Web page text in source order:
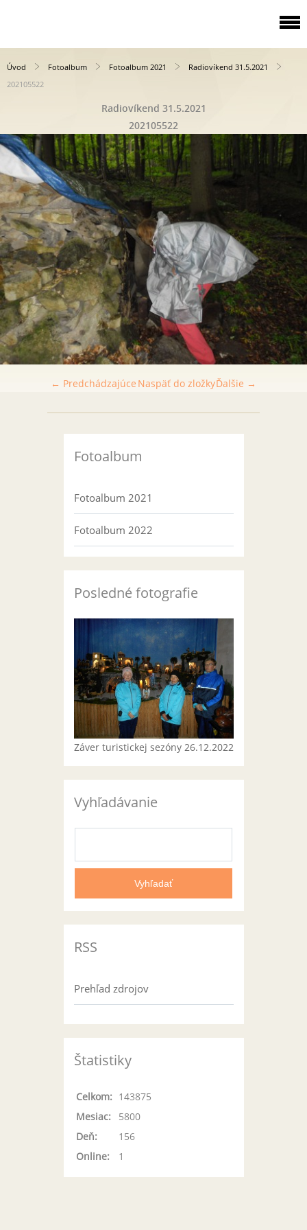
Úvod Fotoalbum Fotoalbum 2021
Radiovíkend 31.5.2021
202105522
Radiovíkend 31.5.2021
202105522
← Predchádzajúce Ďalšie →
Naspäť do zložky
Fotoalbum
Fotoalbum 2021
Fotoalbum 2022
Posledné fotografie
Záver turistickej sezóny 26.12.2022
Vyhľadávanie
RSS
Prehľad zdrojov
Štatistiky
Online: 1
Celkom: 143875
Mesiac:
5800
Deň:
156